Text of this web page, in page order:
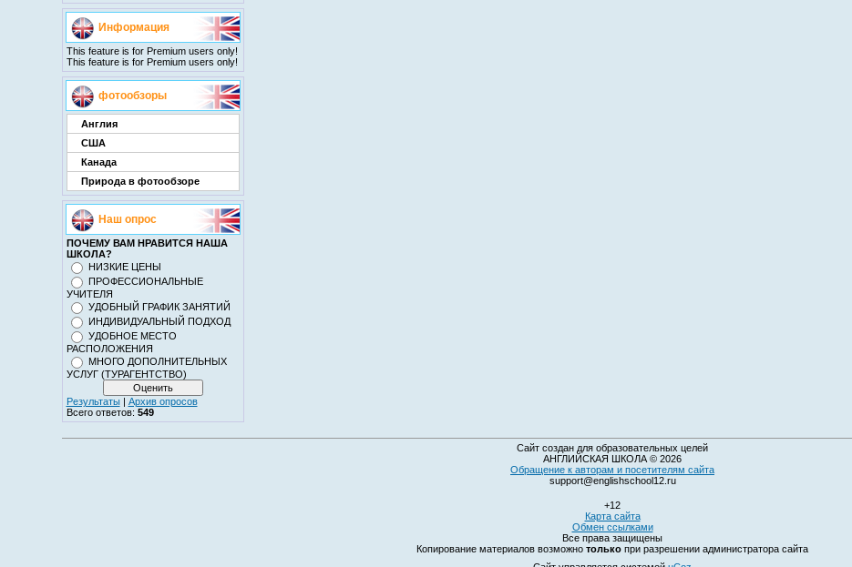
Информация
This feature is for Premium users only!
This feature is for Premium users only!
фотообзоры
Англия
США
Канада
Природа в фотообзоре
Наш опрос
ПОЧЕМУ ВАМ НРАВИТСЯ НАША
ШКОЛА?
НИЗКИЕ ЦЕНЫ
ПРОФЕССИОНАЛЬНЫЕ
УЧИТЕЛЯ
УДОБНЫЙ ГРАФИК ЗАНЯТИЙ
ИНДИВИДУАЛЬНЫЙ ПОДХОД
УДОБНОЕ МЕСТО
РАСПОЛОЖЕНИЯ
МНОГО ДОПОЛНИТЕЛЬНЫХ
УСЛУГ (ТУРАГЕНТСТВО)
Результаты| Архив опросов
Всего ответов: 549
Сайт создан для образовательных целей
АНГЛИЙСКАЯ ШКОЛА © 2026
Обращение к авторам и посетителям сайта
support@englishschool12.ru
+12
Карта сайта
Обмен ссылками
Все права защищены
Копирование материалов возможно только при разрешении администратора сайта